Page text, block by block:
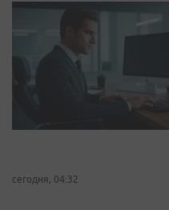
сегодня, 04:32